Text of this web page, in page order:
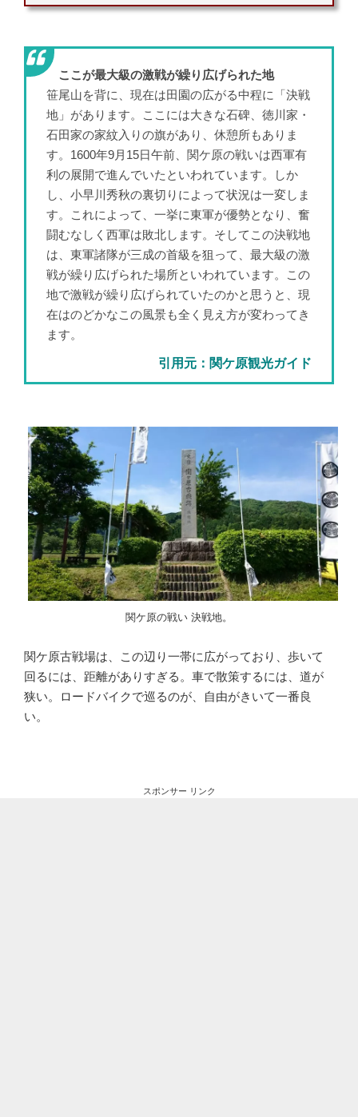
ここが最大級の激戦が繰り広げられた地
笹尾山を背に、現在は田園の広がる中程に「決戦
地」があります。ここには大きな石碑、徳川家・
石田家の家紋入りの旗があり、休憩所もありま
す。1600年9月15日午前、関ケ原の戦いは西軍有
利の展開で進んでいたといわれています。しか
し、小早川秀秋の裏切りによって状況は一変しま
す。これによって、一挙に東軍が優勢となり、奮
闘むなしく西軍は敗北します。そしてこの決戦地
は、東軍諸隊が三成の首級を狙って、最大級の激
戦が繰り広げられた場所といわれています。この
地で激戦が繰り広げられていたのかと思うと、現
在はのどかなこの風景も全く見え方が変わってき
ます。
引用元：関ケ原観光ガイド
関ケ原の戦い 決戦地。
関ケ原古戦場は、この辺り一帯に広がっており、歩いて
回るには、距離がありすぎる。車で散策するには、道が
狭い。ロードバイクで巡るのが、自由がきいて一番良
い。
スポンサー リンク